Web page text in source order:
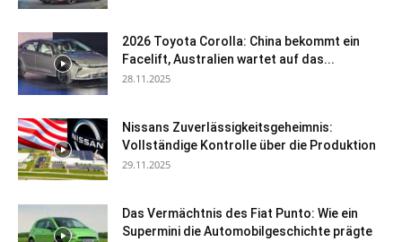
2026 Toyota Corolla: China bekommt ein
Facelift, Australien wartet auf das...
28.11.2025
Nissans Zuverlässigkeitsgeheimnis:
Vollständige Kontrolle über die Produktion
29.11.2025
Das Vermächtnis des Fiat Punto: Wie ein
Supermini die Automobilgeschichte prägte